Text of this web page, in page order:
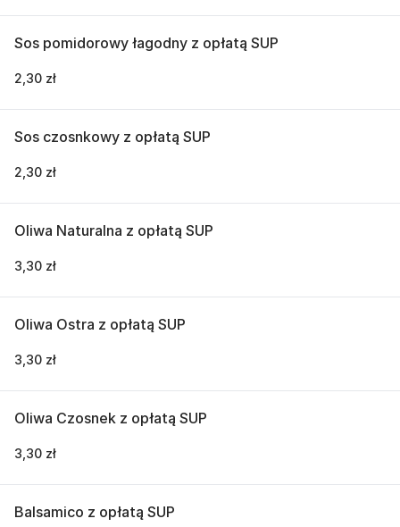
Sos pomidorowy łagodny z opłatą SUP
2,30 zł
Sos czosnkowy z opłatą SUP
2,30 zł
Oliwa Naturalna z opłatą SUP
3,30 zł
Oliwa Ostra z opłatą SUP
3,30 zł
Oliwa Czosnek z opłatą SUP
3,30 zł
Balsamico z opłatą SUP